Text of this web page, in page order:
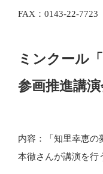
FAX：0143-22-7723
ミンクール
参画推進講演
内容：「知里幸恵の
本徹さんが講演を行